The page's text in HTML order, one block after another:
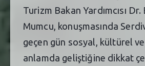
Turizm Bakan Yardımcısı
Mumcu, konuşmasında
geçen gün sosyal, kültürel
anlamda geliştiğine dikkat